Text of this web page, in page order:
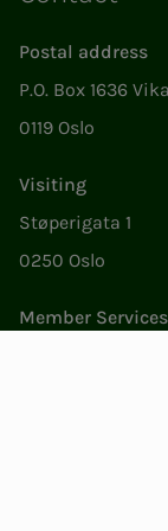
Postal address
P.O. Box 1636 Vika
0119 Oslo
Visiting
Støperigata 1
0250 Oslo
Member Services